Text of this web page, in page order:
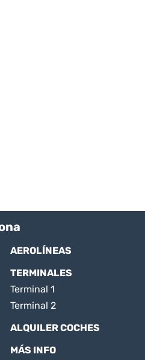
AEROLÍNEAS
TERMINALES
Terminal 1
Terminal 2
ALQUILER COCHES
MÁS INFO